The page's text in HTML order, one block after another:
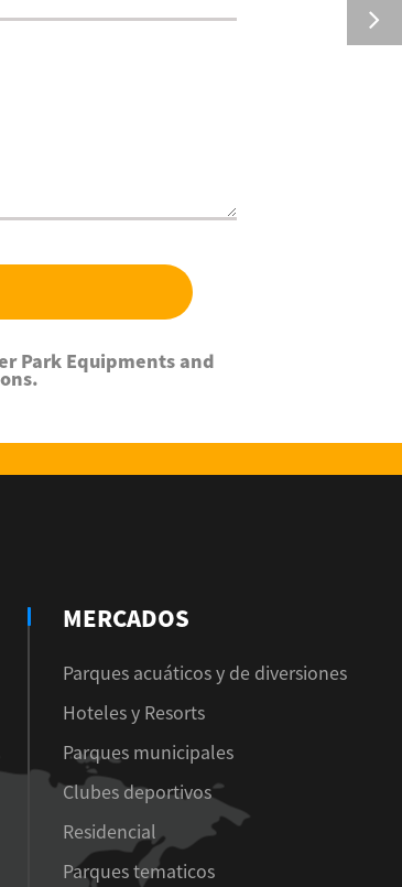
Park Equipments and
MERCADOS
Parques acuáticos y de diversiones
Hoteles y Resorts
Parques municipales
Clubes deportivos
Residencial
Parques tematicos